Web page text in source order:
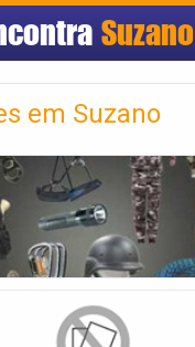
Suzano
em Suzano